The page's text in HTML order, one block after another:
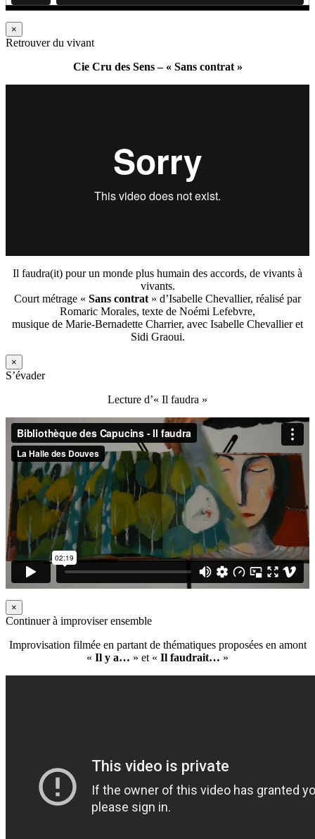
×
Retrouver du vivant
Cie Cru des Sens – « Sans contrat »
Il faudra(it) pour un monde plus humain des accords, de vivants à
vivants.
Court métrage « Sans contrat » d’Isabelle Chevallier, réalisé par
Romaric Morales, texte de Noémi Lefebvre,
musique de Marie-Bernadette Charrier, avec Isabelle Chevallier et
Sidi Graoui.
×
S’évader
Lecture d’« Il faudra »
×
Continuer à improviser ensemble
Improvisation filmée en partant de thématiques proposées en amont
« Il y a… » et « Il faudrait… »